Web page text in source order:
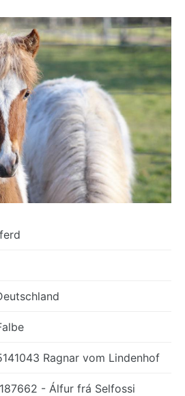
Ragnar vom Lindenhof
- Álfur frá Selfossi